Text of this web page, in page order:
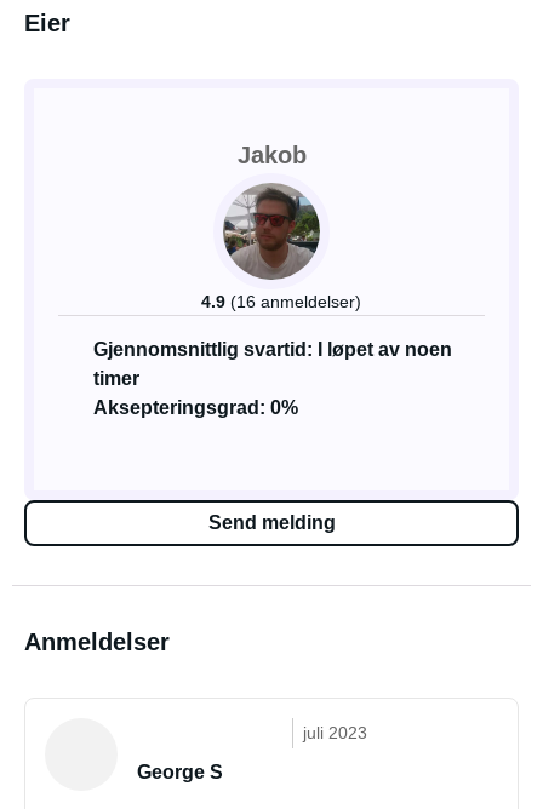
Eier
Jakob
4.9 (16 anmeldelser)
Gjennomsnittlig svartid: I løpet av noen
timer
Aksepteringsgrad: 0%
Send melding
Anmeldelser
juli 2023
George S